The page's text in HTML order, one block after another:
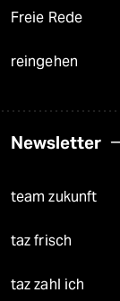
Freie Rede
reingehen
Newsletter
team zukunft
taz frisch
taz zahl ich